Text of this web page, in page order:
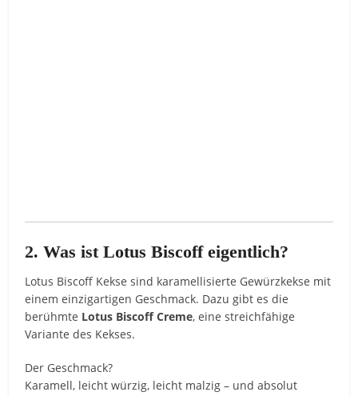
2. Was ist Lotus Biscoff eigentlich?
Lotus Biscoff Kekse sind karamellisierte Gewürzkekse mit
einem einzigartigen Geschmack. Dazu gibt es die
berühmte Lotus Biscoff Creme, eine streichfähige
Variante des Kekses.
Der Geschmack?
Karamell, leicht würzig, leicht malzig – und absolut